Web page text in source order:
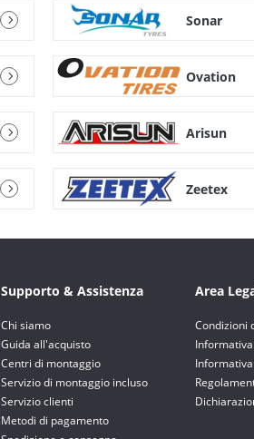
Sonar
Ovation
Arisun
Zeetex
Supporto & Assistenza
Chi siamo
Guida all'acquisto
Centri di montaggio
Servizio di montaggio incluso
Servizio clienti
Metodi di pagamento
Area
Condizioni